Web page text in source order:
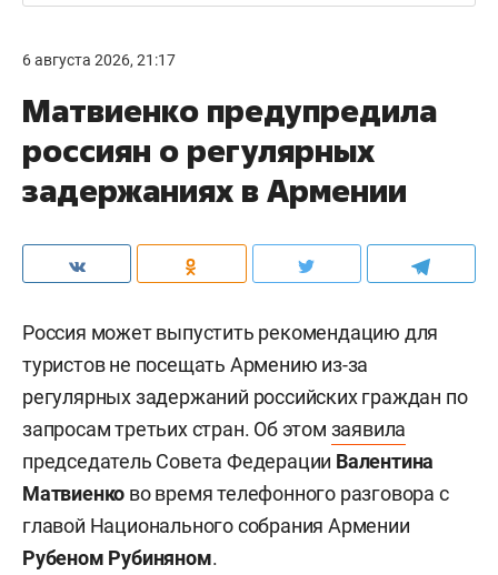
6 августа 2026, 21:17
Матвиенко предупредила
россиян о регулярных
задержаниях в Армении
Россия может выпустить рекомендацию для
туристов не посещать Армению из-за
регулярных задержаний российских граждан по
запросам третьих стран. Об этом заявила
председатель Совета Федерации Валентина
Матвиенко во время телефонного разговора с
главой Национального собрания Армении
Рубеном Рубиняном.